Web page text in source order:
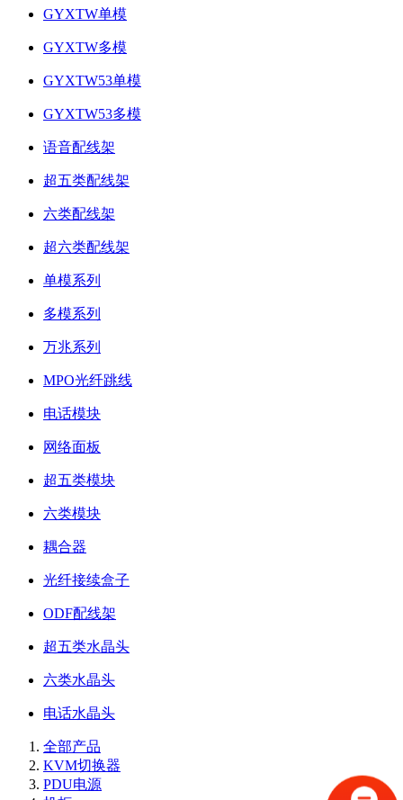
GYXTW单模
GYXTW多模
GYXTW53单模
GYXTW53多模
语音配线架
超五类配线架
六类配线架
超六类配线架
单模系列
多模系列
万兆系列
MPO光纤跳线
电话模块
网络面板
超五类模块
六类模块
耦合器
光纤接续盒子
ODF配线架
超五类水晶头
六类水晶头
电话水晶头
全部产品
KVM切换器
PDU电源